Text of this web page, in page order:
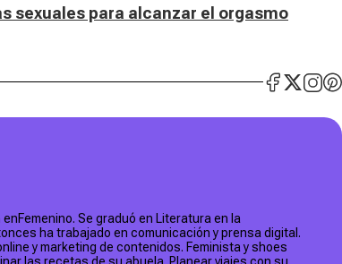
sexuales para alcanzar el orgasmo
Se graduó en Literatura en la
ha trabajado en comunicación y prensa digital.
y marketing de contenidos. Feminista y shoes
las recetas de su abuela. Planear viajes con su